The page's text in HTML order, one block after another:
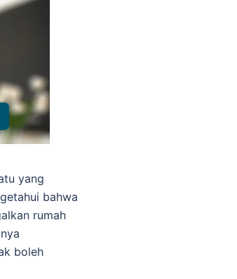
yang
bahwa
rumah
boleh